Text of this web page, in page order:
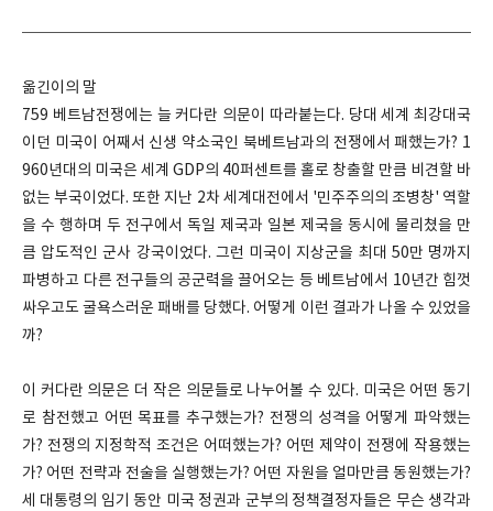
옮긴이의 말
759 베트남전쟁에는 늘 커다란 의문이 따라붙는다. 당대 세계 최강대국
이던 미국이 어째서 신생 약소국인 북베트남과의 전쟁에서 패했는가? 1
960년대의 미국은 세계 GDP의 40퍼센트를 홀로 창출할 만큼 비견할 바
없는 부국이었다. 또한 지난 2차 세계대전에서 '민주주의의 조병창' 역할
을 수 행하며 두 전구에서 독일 제국과 일본 제국을 동시에 물리쳤을 만
큼 압도적인 군사 강국이었다. 그런 미국이 지상군을 최대 50만 명까지
파병하고 다른 전구들의 공군력을 끌어오는 등 베트남에서 10년간 힘껏
싸우고도 굴욕스러운 패배를 당했다. 어떻게 이런 결과가 나올 수 있었을
까?
이 커다란 의문은 더 작은 의문들로 나누어볼 수 있다. 미국은 어떤 동기
로 참전했고 어떤 목표를 추구했는가? 전쟁의 성격을 어떻게 파악했는
가? 전쟁의 지정학적 조건은 어떠했는가? 어떤 제약이 전쟁에 작용했는
가? 어떤 전략과 전술을 실행했는가? 어떤 자원을 얼마만큼 동원했는가?
세 대통령의 임기 동안 미국 정권과 군부의 정책결정자들은 무슨 생각과